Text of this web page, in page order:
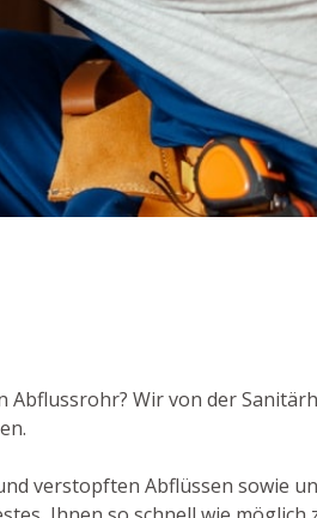
Wir von der
verstopften Abflüssen sowie